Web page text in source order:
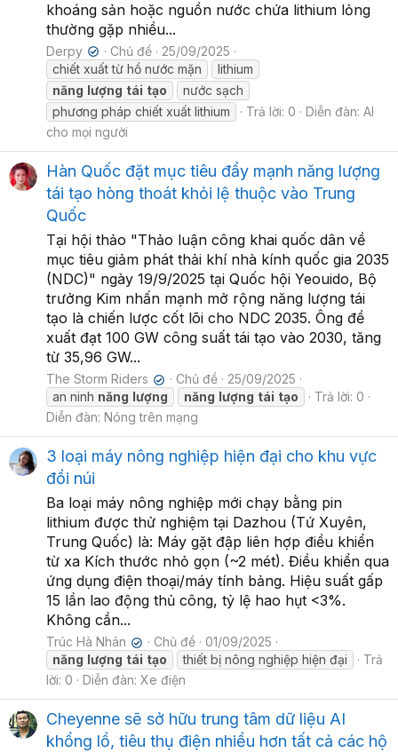
khoáng sản hoặc nguồn nước chứa lithium lỏng
thường gặp nhiều...
Derpy ✔ Chủ đề
25/09/2025
chiết xuất từ hồ nước mặn
lithium
năng lượng tái tạo
nước sạch
phương pháp chiết xuất lithium
Trả lời: 0 Diễn đàn: AI
cho mọi người
Hàn Quốc đặt mục tiêu đẩy mạnh năng lượng
tái tạo hòng thoát khỏi lệ thuộc vào Trung
Quốc
Tại hội thảo "Thảo luận công khai quốc dân về
mục tiêu giảm phát thải khí nhà kính quốc gia 2035
(NDC)" ngày 19/9/2025 tại Quốc hội Yeouido, Bộ
trưởng Kim nhấn mạnh mở rộng năng lượng tái
tạo là chiến lược cốt lõi cho NDC 2035. Ông đề
xuất đạt 100 GW công suất tái tạo vào 2030, tăng
từ 35,96 GW...
The Storm Riders ✔ Chủ đề
25/09/2025
an ninh năng lượng năng lượng tái tạo
Trả lời: 0
Diễn đàn: Nóng trên mạng
3 loại máy nông nghiệp hiện đại cho khu vực
đồi núi
Ba loại máy nông nghiệp mới chạy bằng pin
lithium được thử nghiệm tại Dazhou (Tứ Xuyên,
Trung Quốc) là: Máy gặt đập liên hợp điều khiển
từ xa Kích thước nhỏ gọn (~2 mét). Điều khiển qua
ứng dụng điện thoại/máy tính bảng. Hiệu suất gấp
15 lần lao động thủ công, tỷ lệ hao hụt <3%.
Không cần...
Trúc Hà Nhân ✔ Chủ đề
01/09/2025
năng lượng tái tạo thiết bị nông nghiệp hiện đại
Trả
lời: 0
Diễn đàn: Xe điện
Cheyenne sẽ sở hữu trung tâm dữ liệu AI
khổng lồ, tiêu thụ điện nhiều hơn tất cả các hộ